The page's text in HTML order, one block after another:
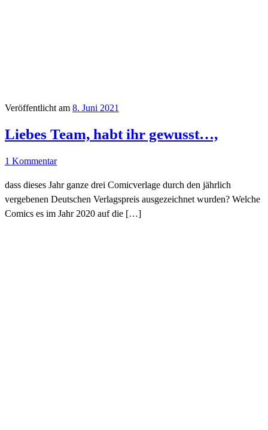
Veröffentlicht am 8. Juni 2021
Liebes Team, habt ihr gewusst…,
1 Kommentar
dass dieses Jahr ganze drei Comicverlage durch den jährlich
vergebenen Deutschen Verlagspreis ausgezeichnet wurden? Welche
Comics es im Jahr 2020 auf die […]